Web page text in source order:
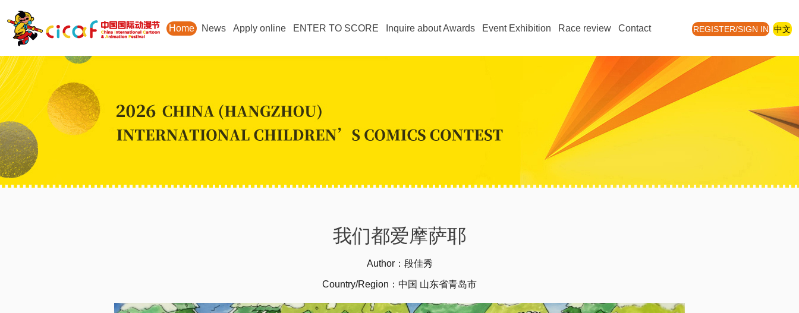
Home News Apply online ENTER TO SCORE Inquire about Awards Event Exhibition Race review Contact 中文
REGISTER/SIGN IN
我们都爱摩萨耶
Author：段佳秀
Country/Region：中国 山东省青岛市